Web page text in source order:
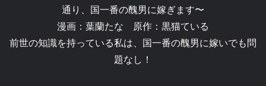
通り、国一番の醜男に嫁ぎます〜
漫画：葉蘭たな 原作：黒猫ている
前世の知識を持っている私は、国一番の醜男に嫁いでも問
題なし！